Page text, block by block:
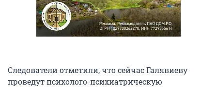
Следователи отметили, что сейчас Галявиеву
проведут психолого-психиатрическую